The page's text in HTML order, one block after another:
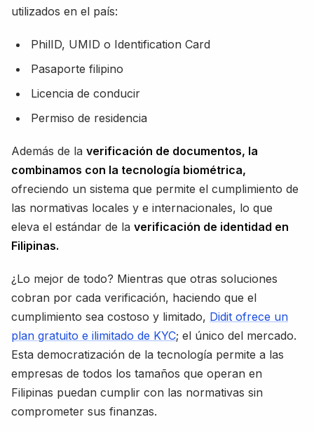
utilizados en el país:
PhilID, UMID o Identification Card
Pasaporte filipino
Licencia de conducir
Permiso de residencia
Además de la verificación de documentos, la
combinamos con la tecnología biométrica,
ofreciendo un sistema que permite el cumplimiento de
las normativas locales y e internacionales, lo que
eleva el estándar de la verificación de identidad en
Filipinas.
¿Lo mejor de todo? Mientras que otras soluciones
cobran por cada verificación, haciendo que el
cumplimiento sea costoso y limitado, Didit ofrece un
plan gratuito e ilimitado de KYC; el único del mercado.
Esta democratización de la tecnología permite a las
empresas de todos los tamaños que operan en
Filipinas puedan cumplir con las normativas sin
comprometer sus finanzas.